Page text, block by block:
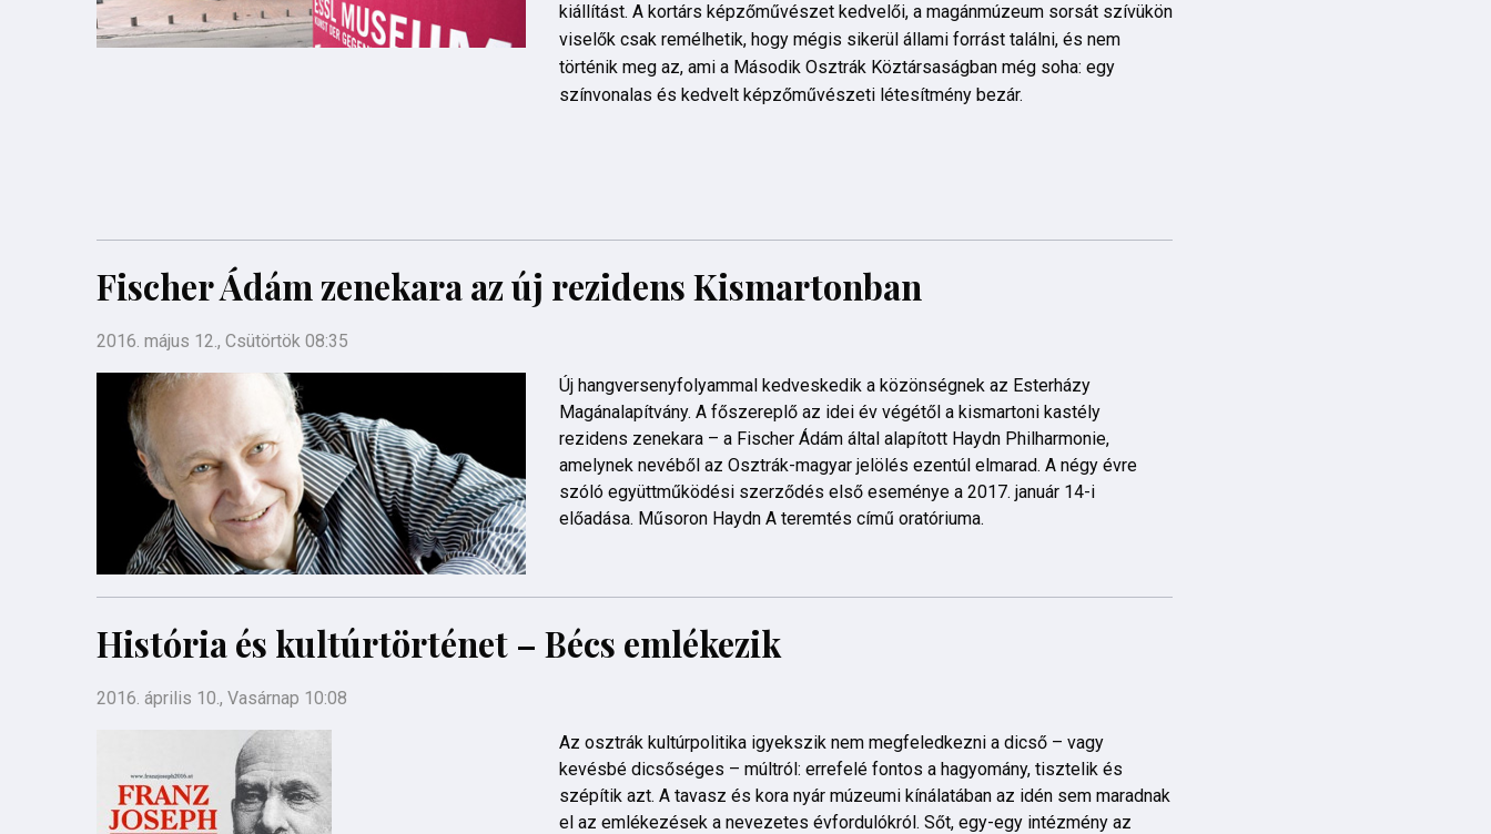
kiállítást. A kortárs képzőművészet kedvelői, a magánmúzeum sorsát szívükön
viselők csak remélhetik, hogy mégis sikerül állami forrást találni, és nem
történik meg az, ami a Második Osztrák Köztársaságban még soha: egy
színvonalas és kedvelt képzőművészeti létesítmény bezár.
Fischer Ádám zenekara az új rezidens Kismartonban
2016. május 12., Csütörtök 08:35
Új hangversenyfolyammal kedveskedik a közönségnek az Esterházy
Magánalapítvány. A főszereplő az idei év végétől a kismartoni kastély
rezidens zenekara – a Fischer Ádám által alapított Haydn Philharmonie,
amelynek nevéből az Osztrák-magyar jelölés ezentúl elmarad. A négy évre
szóló együttműködési szerződés első eseménye a 2017. január 14-i
előadása. Műsoron Haydn A teremtés című oratóriuma.
História és kultúrtörténet – Bécs emlékezik
2016. április 10., Vasárnap 10:08
Az osztrák kultúrpolitika igyekszik nem megfeledkezni a dicső – vagy
kevésbé dicsőséges – múltról: errefelé fontos a hagyomány, tisztelik és
szépítik azt. A tavasz és kora nyár múzeumi kínálatában az idén sem maradnak
el az emlékezések a nevezetes évfordulókról. Sőt, egy-egy intézmény az